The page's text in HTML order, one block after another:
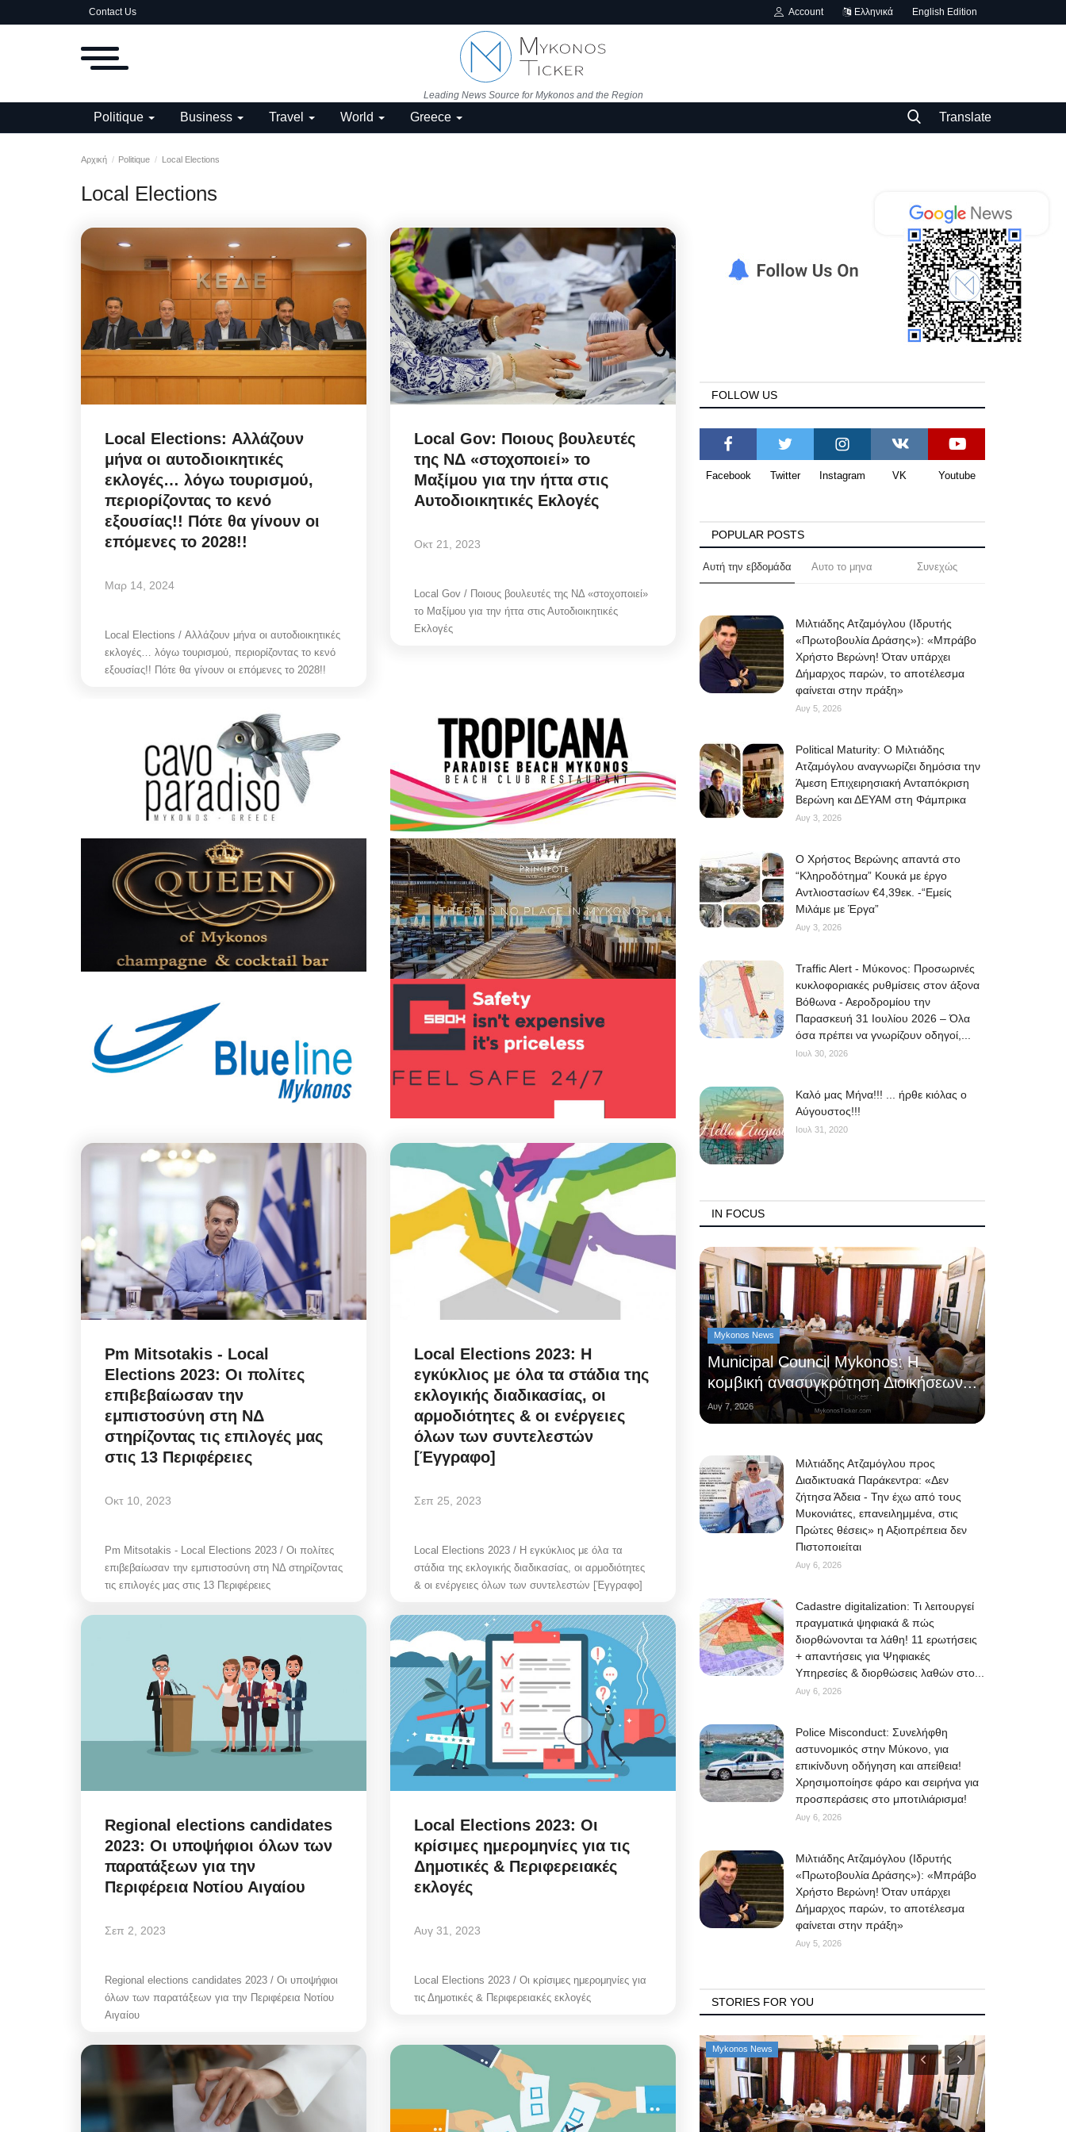
Contact Us Account Ελληνικά English Edition
Leading News Source for Mykonos and the Region
Politique Business Travel World Greece Translate
Αρχική Politique Local Elections
Local Elections
Local Elections: Αλλάζουν
μήνα οι αυτοδιοικητικές
εκλογές… λόγω τουρισμού,
περιορίζοντας το κενό
εξουσίας!! Πότε θα γίνουν οι
επόμενες το 2028!!
Μαρ 14, 2024
Local Elections / Αλλάζουν μήνα οι αυτοδιοικητικές
εκλογές… λόγω τουρισμού, περιορίζοντας το κενό
εξουσίας!! Πότε θα γίνουν οι επόμενες το 2028!!
Local Gov: Ποιους βουλευτές
της ΝΔ «στοχοποιεί» το
Μαξίμου για την ήττα στις
Αυτοδιοικητικές Εκλογές
Οκτ 21, 2023
Local Gov / Ποιους βουλευτές της ΝΔ «στοχοποιεί»
το Μαξίμου για την ήττα στις Αυτοδιοικητικές
Εκλογές
Pm Mitsotakis - Local
Elections 2023: Οι πολίτες
επιβεβαίωσαν την
εμπιστοσύνη στη ΝΔ
στηρίζοντας τις επιλογές μας
στις 13 Περιφέρειες
Οκτ 10, 2023
Pm Mitsotakis - Local Elections 2023 / Οι πολίτες
επιβεβαίωσαν την εμπιστοσύνη στη ΝΔ στηρίζοντας
τις επιλογές μας στις 13 Περιφέρειες
Local Elections 2023: Η
εγκύκλιος με όλα τα στάδια της
εκλογικής διαδικασίας, οι
αρμοδιότητες & οι ενέργειες
όλων των συντελεστών
[Έγγραφο]
Σεπ 25, 2023
Local Elections 2023 / Η εγκύκλιος με όλα τα
στάδια της εκλογικής διαδικασίας, οι αρμοδιότητες
& οι ενέργειες όλων των συντελεστών [Έγγραφο]
Regional elections candidates
2023: Οι υποψήφιοι όλων των
παρατάξεων για την
Περιφέρεια Νοτίου Αιγαίου
Σεπ 2, 2023
Regional elections candidates 2023 / Οι υποψήφιοι
όλων των παρατάξεων για την Περιφέρεια Νοτίου
Αιγαίου
Local Elections 2023: Οι
κρίσιμες ημερομηνίες για τις
Δημοτικές & Περιφερειακές
εκλογές
Αυγ 31, 2023
Local Elections 2023 / Οι κρίσιμες ημερομηνίες για
τις Δημοτικές & Περιφερειακές εκλογές
FOLLOW US
Facebook Twitter Instagram VK Youtube
POPULAR POSTS
Αυτή την εβδομάδα Αυτο το μηνα Συνεχώς
Μιλτιάδης Ατζαμόγλου (Ιδρυτής
«Πρωτοβουλία Δράσης»): «Μπράβο
Χρήστο Βερώνη! Όταν υπάρχει
Δήμαρχος παρών, το αποτέλεσμα
φαίνεται στην πράξη»
Αυγ 5, 2026
Political Maturity: Ο Μιλτιάδης
Ατζαμόγλου αναγνωρίζει δημόσια την
Άμεση Επιχειρησιακή Ανταπόκριση
Βερώνη και ΔΕΥΑΜ στη Φάμπρικα
Αυγ 3, 2026
O Χρήστος Βερώνης απαντά στο
“Κληροδότημα” Κουκά με έργο
Αντλιοστασίων €4,39εκ. -“Εμείς
Μιλάμε με Έργα”
Αυγ 3, 2026
Traffic Alert - Μύκονος: Προσωρινές
κυκλοφοριακές ρυθμίσεις στον άξονα
Βόθωνα - Αεροδρομίου την
Παρασκευή 31 Ιουλίου 2026 – Όλα
όσα πρέπει να γνωρίζουν οδηγοί,...
Ιουλ 30, 2026
Kαλό μας Μήνα!!! ... ήρθε κιόλας ο
Αύγουστος!!!
Ιουλ 31, 2020
IN FOCUS
Mykonos News
Municipal Council Mykonos: Η
κομβική ανασυγκρότηση Διοικήσεων...
Αυγ 7, 2026
Μιλτιάδης Ατζαμόγλου προς
Διαδικτυακά Παράκεντρα: «Δεν
ζήτησα Άδεια - Την έχω από τους
Μυκονιάτες, επανειλημμένα, στις
Πρώτες θέσεις» η Αξιοπρέπεια δεν
Πιστοποιείται
Αυγ 6, 2026
Cadastre digitalization: Τι λειτουργεί
πραγματικά ψηφιακά & πώς
διορθώνονται τα λάθη! 11 ερωτήσεις
+ απαντήσεις για Ψηφιακές
Υπηρεσίες & διορθώσεις λαθών στο...
Αυγ 6, 2026
Police Misconduct: Συνελήφθη
αστυνομικός στην Μύκονο, για
επικίνδυνη οδήγηση και απείθεια!
Χρησιμοποίησε φάρο και σειρήνα για
προσπεράσεις στο μποτιλιάρισμα!
Αυγ 6, 2026
Μιλτιάδης Ατζαμόγλου (Ιδρυτής
«Πρωτοβουλία Δράσης»): «Μπράβο
Χρήστο Βερώνη! Όταν υπάρχει
Δήμαρχος παρών, το αποτέλεσμα
φαίνεται στην πράξη»
Αυγ 5, 2026
STORIES FOR YOU
Mykonos Δ.Ε.Υ.Α. Μυκόνου Mykonos News Mykonos News